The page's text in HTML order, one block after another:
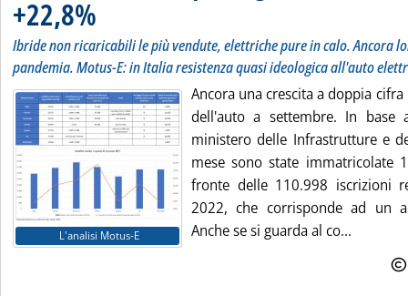
+22,8%
Ibride non ricaricabili le più vendute, elettriche pure in calo. Ancora
pandemia. Motus-E: in Italia resistenza quasi ideologica all'auto
L'analisi Motus-E
Ancora una crescita a doppia
dell'auto a settembre. In base
ministero delle Infrastrutture e
mese sono state immatricolate
fronte delle 110.998 iscrizioni
2022, che corrisponde ad un
Anche se si guarda al co...